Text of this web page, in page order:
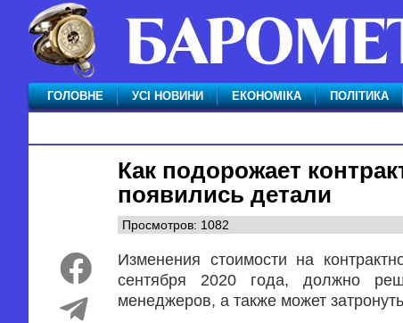
ГОЛОВНЕ УСІ НОВИНИ ЕКОНОМІКА ПОЛІТИКА
Как подорожает
появились детали
Просмотров: 1082
Изменения стоимости на
сентября 2020 года, должно
менеджеров, а также может